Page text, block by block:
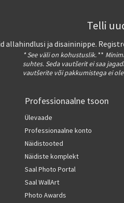
Telli
allahindlusi ja disaininippe.
* See väli on kohustuslik. **
suhtes. Seda vautšerit ei saa
vautšerite või pakkumistega ei
Professionaalne tsoon
Ülevaade
Professionaalne konto
Näidistooted
Näidiste komplekt
Saal Photo Portal
Saal WallArt
Photo Awards